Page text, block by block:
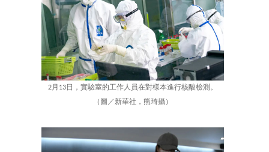
2月13日，實驗室的工作人員在對樣本進行核酸檢測。
（圖／新華社，熊琦攝）